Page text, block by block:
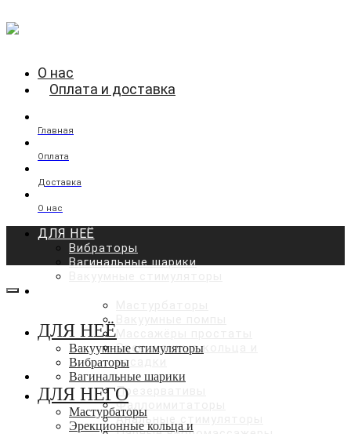
О нас
Оплата и доставка
Главная
Оплата
Доставка
О нас
ДЛЯ НЕЁ
Вибраторы
Вагинальные шарики
Эрекционные кольца и
насадки
ДЛЯ ВСЕХ
Презервативы
Фаллоимитаторы
Анальные стимуляторы
ДЛЯ НЕЁ
Вакуумные стимуляторы
Вибраторы
Вагинальные шарики
ДЛЯ НЕГО
Мастурбаторы
Эрекционные кольца и